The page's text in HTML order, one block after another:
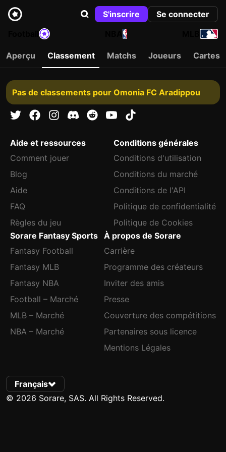
S'inscrire
Se connecter
NBA
Aperçu Classement Matchs Joueurs Cartes
Pas de classements pour Omonia FC Aradippou
Aide et ressources
Comment jouer
Blog
Aide
FAQ
Règles du jeu
Conditions générales
Conditions d'utilisation
Conditions du marché
Conditions de l'API
Politique de confidentialité
Politique de Cookies
Sorare Fantasy Sports
Fantasy Football
Fantasy MLB
Fantasy NBA
Football – Marché
MLB – Marché
NBA – Marché
À propos de Sorare
Carrière
Programme des créateurs
Inviter des amis
Presse
Couverture des compétitions
Partenaires sous licence
Mentions Légales
Français
© 2026 Sorare, SAS. All Rights Reserved.